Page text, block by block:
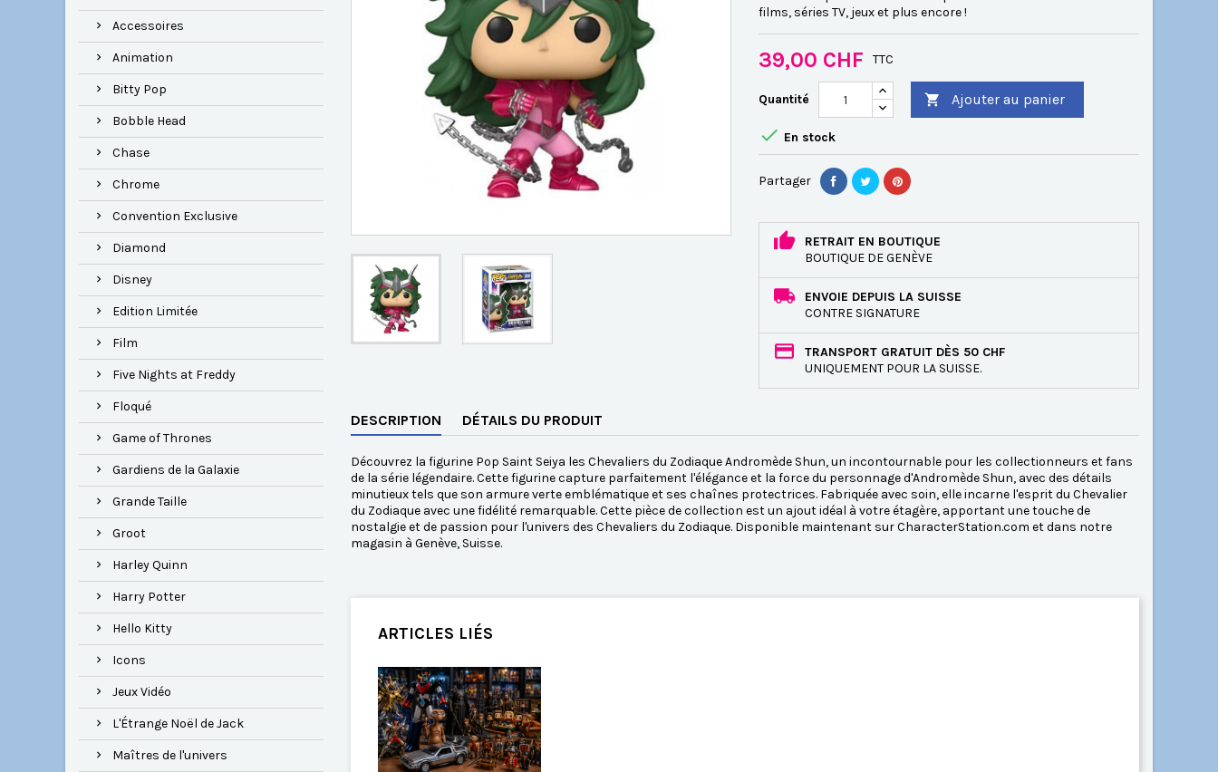
Accessoires
Animation
Bitty Pop
Bobble Head
Chase
Chrome
Convention Exclusive
Diamond
Disney
Edition Limitée
Film
Five Nights at Freddy
Floqué
Game of Thrones
Gardiens de la Galaxie
Grande Taille
Groot
Harley Quinn
Harry Potter
Hello Kitty
Icons
Jeux Vidéo
L'Étrange Noël de Jack
Maîtres de l'univers
films, séries TV, jeux et plus encore !
39,00 CHF TTC
Quantité  Ajouter au panier
 En stock
Partager
RETRAIT EN BOUTIQUE
BOUTIQUE DE GENÈVE
ENVOIE DEPUIS LA SUISSE
CONTRE SIGNATURE
TRANSPORT GRATUIT DÈS 50 CHF
UNIQUEMENT POUR LA SUISSE.
DESCRIPTION DÉTAILS DU PRODUIT
Découvrez la figurine Pop Saint Seiya les Chevaliers du Zodiaque Andromède Shun, un incontournable pour les collectionneurs et fans
de la série légendaire. Cette figurine capture parfaitement l'élégance et la force du personnage d'Andromède Shun, avec des détails
minutieux tels que son armure verte emblématique et ses chaînes protectrices. Fabriquée avec soin, elle incarne l'esprit du Chevalier
du Zodiaque avec une fidélité remarquable. Cette pièce de collection est un ajout idéal à votre étagère, apportant une touche de
nostalgie et de passion pour l'univers des Chevaliers du Zodiaque. Disponible maintenant sur CharacterStation.com et dans notre
magasin à Genève, Suisse.
ARTICLES LIÉS